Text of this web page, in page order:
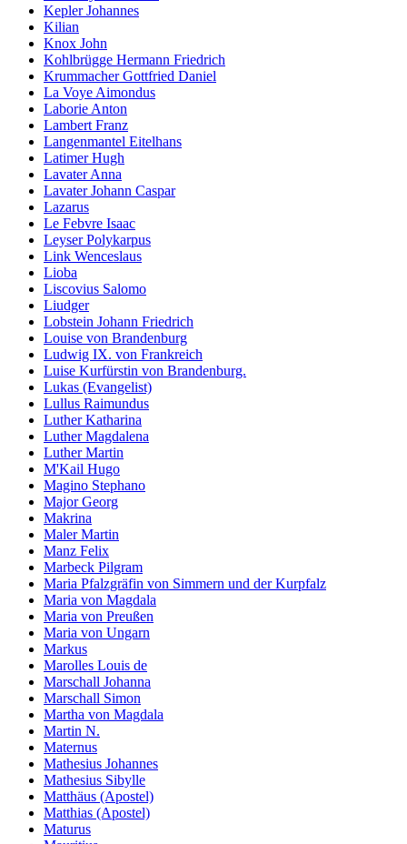
Kepler Johannes
Kilian
Knox John
Kohlbrügge Hermann Friedrich
Krummacher Gottfried Daniel
La Voye Aimondus
Laborie Anton
Lambert Franz
Langenmantel Eitelhans
Latimer Hugh
Lavater Anna
Lavater Johann Caspar
Lazarus
Le Febvre Isaac
Leyser Polykarpus
Link Wenceslaus
Lioba
Liscovius Salomo
Liudger
Lobstein Johann Friedrich
Louise von Brandenburg
Ludwig IX. von Frankreich
Luise Kurfürstin von Brandenburg.
Lukas (Evangelist)
Lullus Raimundus
Luther Katharina
Luther Magdalena
Luther Martin
M'Kail Hugo
Magino Stephano
Major Georg
Makrina
Maler Martin
Manz Felix
Marbeck Pilgram
Maria Pfalzgräfin von Simmern und der Kurpfalz
Maria von Magdala
Maria von Preußen
Maria von Ungarn
Markus
Marolles Louis de
Marschall Johanna
Marschall Simon
Martha von Magdala
Martin N.
Maternus
Mathesius Johannes
Mathesius Sibylle
Matthäus (Apostel)
Matthias (Apostel)
Maturus